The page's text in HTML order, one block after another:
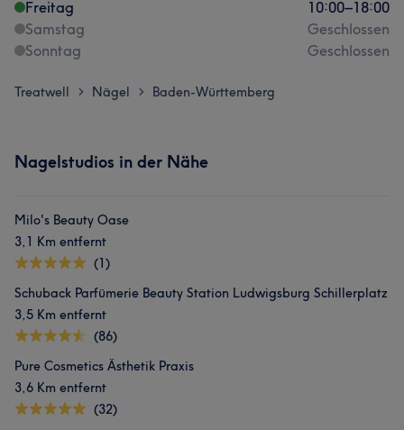
Freitag
10:00–18:00
Samstag
Geschlossen
Sonntag
Geschlossen
Treatwell > Nägel > Baden-Württemberg
Nagelstudios in der Nähe
Milo's Beauty Oase
3,1 Km entfernt
(1)
Schuback Parfümerie Beauty Station Ludwigsburg Schillerplatz
3,5 Km entfernt
(86)
Pure Cosmetics Ästhetik Praxis
3,6 Km entfernt
(32)